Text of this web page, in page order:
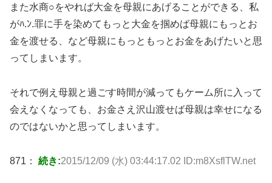
また水商○をやれば大金を母親にあげることができる、私
がﾊ.ﾝ.罪に手を染めてもっと大金を掴めば母親にもっとお
金を渡せる、など母親にもっともっとお金をあげたいと思
ってしまいます。
それで例え母親と過ごす時間が減ってもケーム所に入って
会えなくなっても、お金さえ沢山渡せば母親は幸せになる
のではないかと思ってしまいます。
871： 続き:2015/12/09 (水) 03:44:17.02 ID:m8XsflTW.net